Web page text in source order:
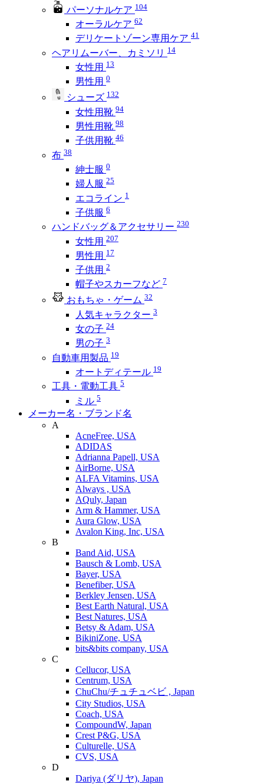
パーソナルケア 104
オーラルケア 62
デリケートゾーン専用ケア 41
ヘアリムーバー、カミソリ 14
女性用 13
男性用 0
シューズ 132
女性用靴 94
男性用靴 98
子供用靴 46
布 38
紳士服 0
婦人服 25
エコライン 1
子供服 6
ハンドバッグ＆アクセサリー 230
女性用 207
男性用 17
子供用 2
帽子やスカーフなど 7
おもちゃ・ゲーム 32
人気キャラクター 3
女の子 24
男の子 3
自動車用製品 19
オートディテール 19
工具・電動工具 5
ミル 5
メーカー名・ブランド名
A
AcneFree, USA
ADIDAS
Adrianna Papell, USA
AirBorne, USA
ALFA Vitamins, USA
Always , USA
AQuly, Japan
Arm & Hammer, USA
Aura Glow, USA
Avalon King, Inc, USA
B
Band Aid, USA
Bausch & Lomb, USA
Bayer, USA
Benefiber, USA
Berkley Jensen, USA
Best Earth Natural, USA
Best Natures, USA
Betsy & Adam, USA
BikiniZone, USA
bits&bits company, USA
C
Cellucor, USA
Centrum, USA
ChuChu/チュチュベビ , Japan
City Studios, USA
Coach, USA
CompoundW, Japan
Crest P&G, USA
Culturelle, USA
CVS, USA
D
Dariya (ダリヤ), Japan